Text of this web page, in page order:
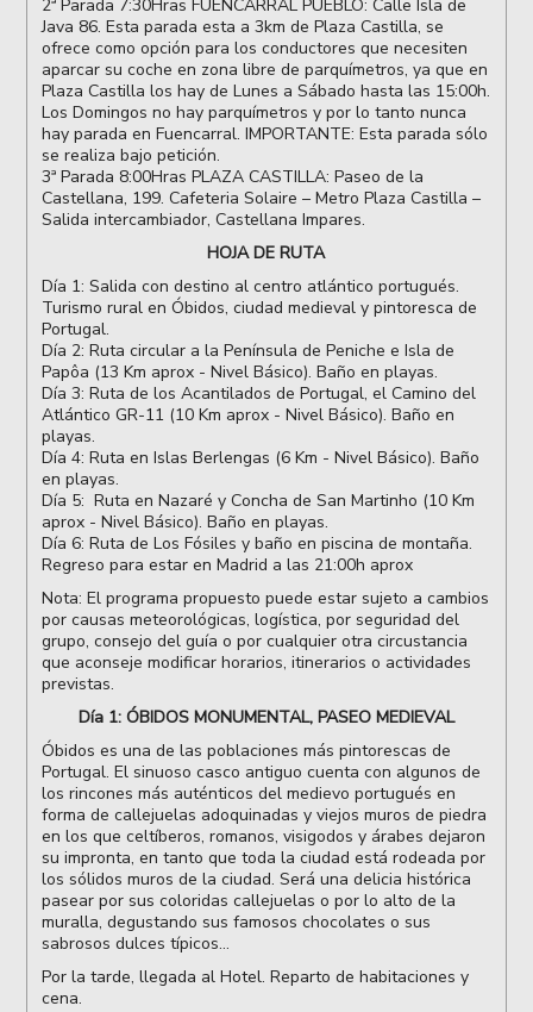
2ª Parada 7:30Hras FUENCARRAL PUEBLO: Calle Isla de
Java 86. Esta parada esta a 3km de Plaza Castilla, se
ofrece como opción para los conductores que necesiten
aparcar su coche en zona libre de parquímetros, ya que en
Plaza Castilla los hay de Lunes a Sábado hasta las 15:00h.
Los Domingos no hay parquímetros y por lo tanto nunca
hay parada en Fuencarral. IMPORTANTE: Esta parada sólo
se realiza bajo petición.
3ª Parada 8:00Hras PLAZA CASTILLA: Paseo de la
Castellana, 199. Cafeteria Solaire – Metro Plaza Castilla –
Salida intercambiador, Castellana Impares.
HOJA DE RUTA
Día 1: Salida con destino al centro atlántico portugués.
Turismo rural en Óbidos, ciudad medieval y pintoresca de
Portugal.
Día 2: Ruta circular a la Península de Peniche e Isla de
Papôa (13 Km aprox - Nivel Básico). Baño en playas.
Día 3: Ruta de los Acantilados de Portugal, el Camino del
Atlántico GR-11 (10 Km aprox - Nivel Básico). Baño en
playas.
Día 4: Ruta en Islas Berlengas (6 Km - Nivel Básico). Baño
en playas.
Día 5: Ruta en Nazaré y Concha de San Martinho (10 Km
aprox - Nivel Básico). Baño en playas.
Día 6: Ruta de Los Fósiles y baño en piscina de montaña.
Regreso para estar en Madrid a las 21:00h aprox
Nota: El programa propuesto puede estar sujeto a cambios
por causas meteorológicas, logística, por seguridad del
grupo, consejo del guía o por cualquier otra circustancia
que aconseje modificar horarios, itinerarios o actividades
previstas.
Día 1: ÓBIDOS MONUMENTAL, PASEO MEDIEVAL
Óbidos es una de las poblaciones más pintorescas de
Portugal. El sinuoso casco antiguo cuenta con algunos de
los rincones más auténticos del medievo portugués en
forma de callejuelas adoquinadas y viejos muros de piedra
en los que celtíberos, romanos, visigodos y árabes dejaron
su impronta, en tanto que toda la ciudad está rodeada por
los sólidos muros de la ciudad. Será una delicia histórica
pasear por sus coloridas callejuelas o por lo alto de la
muralla, degustando sus famosos chocolates o sus
sabrosos dulces típicos...
Por la tarde, llegada al Hotel. Reparto de habitaciones y
cena.